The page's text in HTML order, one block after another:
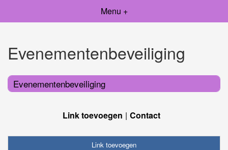
Menu +
Evenementenbeveiliging
Evenementenbeveiliging
Link toevoegen Contact
Link toevoegen